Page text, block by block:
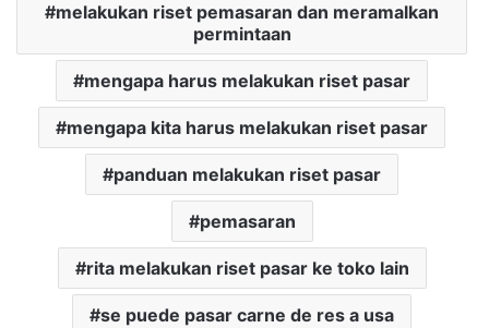
melakukan riset pemasaran dan meramalkan
permintaan
mengapa harus melakukan riset pasar
mengapa kita harus melakukan riset pasar
panduan melakukan riset pasar
pemasaran
rita melakukan riset pasar ke toko lain
se puede pasar carne de res a usa